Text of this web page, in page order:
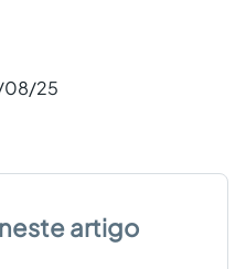
08/25
artigo